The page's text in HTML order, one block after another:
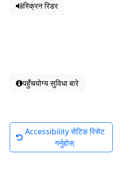
स्क्रिन रिडर
पहुँचयोग्य सुविधा बारे
Accessibility सेटिङ रिसेट
गर्नुहोस्